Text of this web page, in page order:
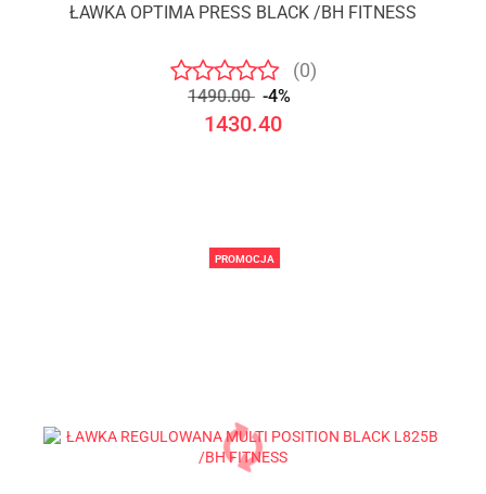
ŁAWKA OPTIMA PRESS BLACK /BH FITNESS
(0)
1490.00 -4%
1430.40
PROMOCJA